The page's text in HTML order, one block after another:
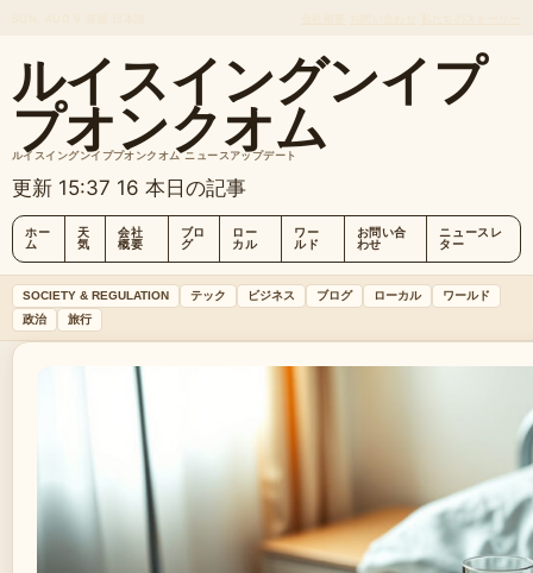
ルイスイングンイプ
プオンクオム
ルイスイングンイププオンクオム ニュースアップデート
更新 15:37 16 本日の記事
ホー
ム
天
気
会社
概要
ブロ
グ
ロー
カル
ワー
ルド
お問い合
わせ
ニュースレ
ター
SOCIETY & REGULATION テック ビジネス ブログ ローカル
ワールド
政治
旅行